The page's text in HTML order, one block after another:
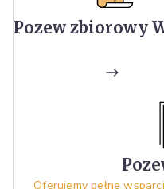
Pozew zbiorowy
Oferujemy pełne